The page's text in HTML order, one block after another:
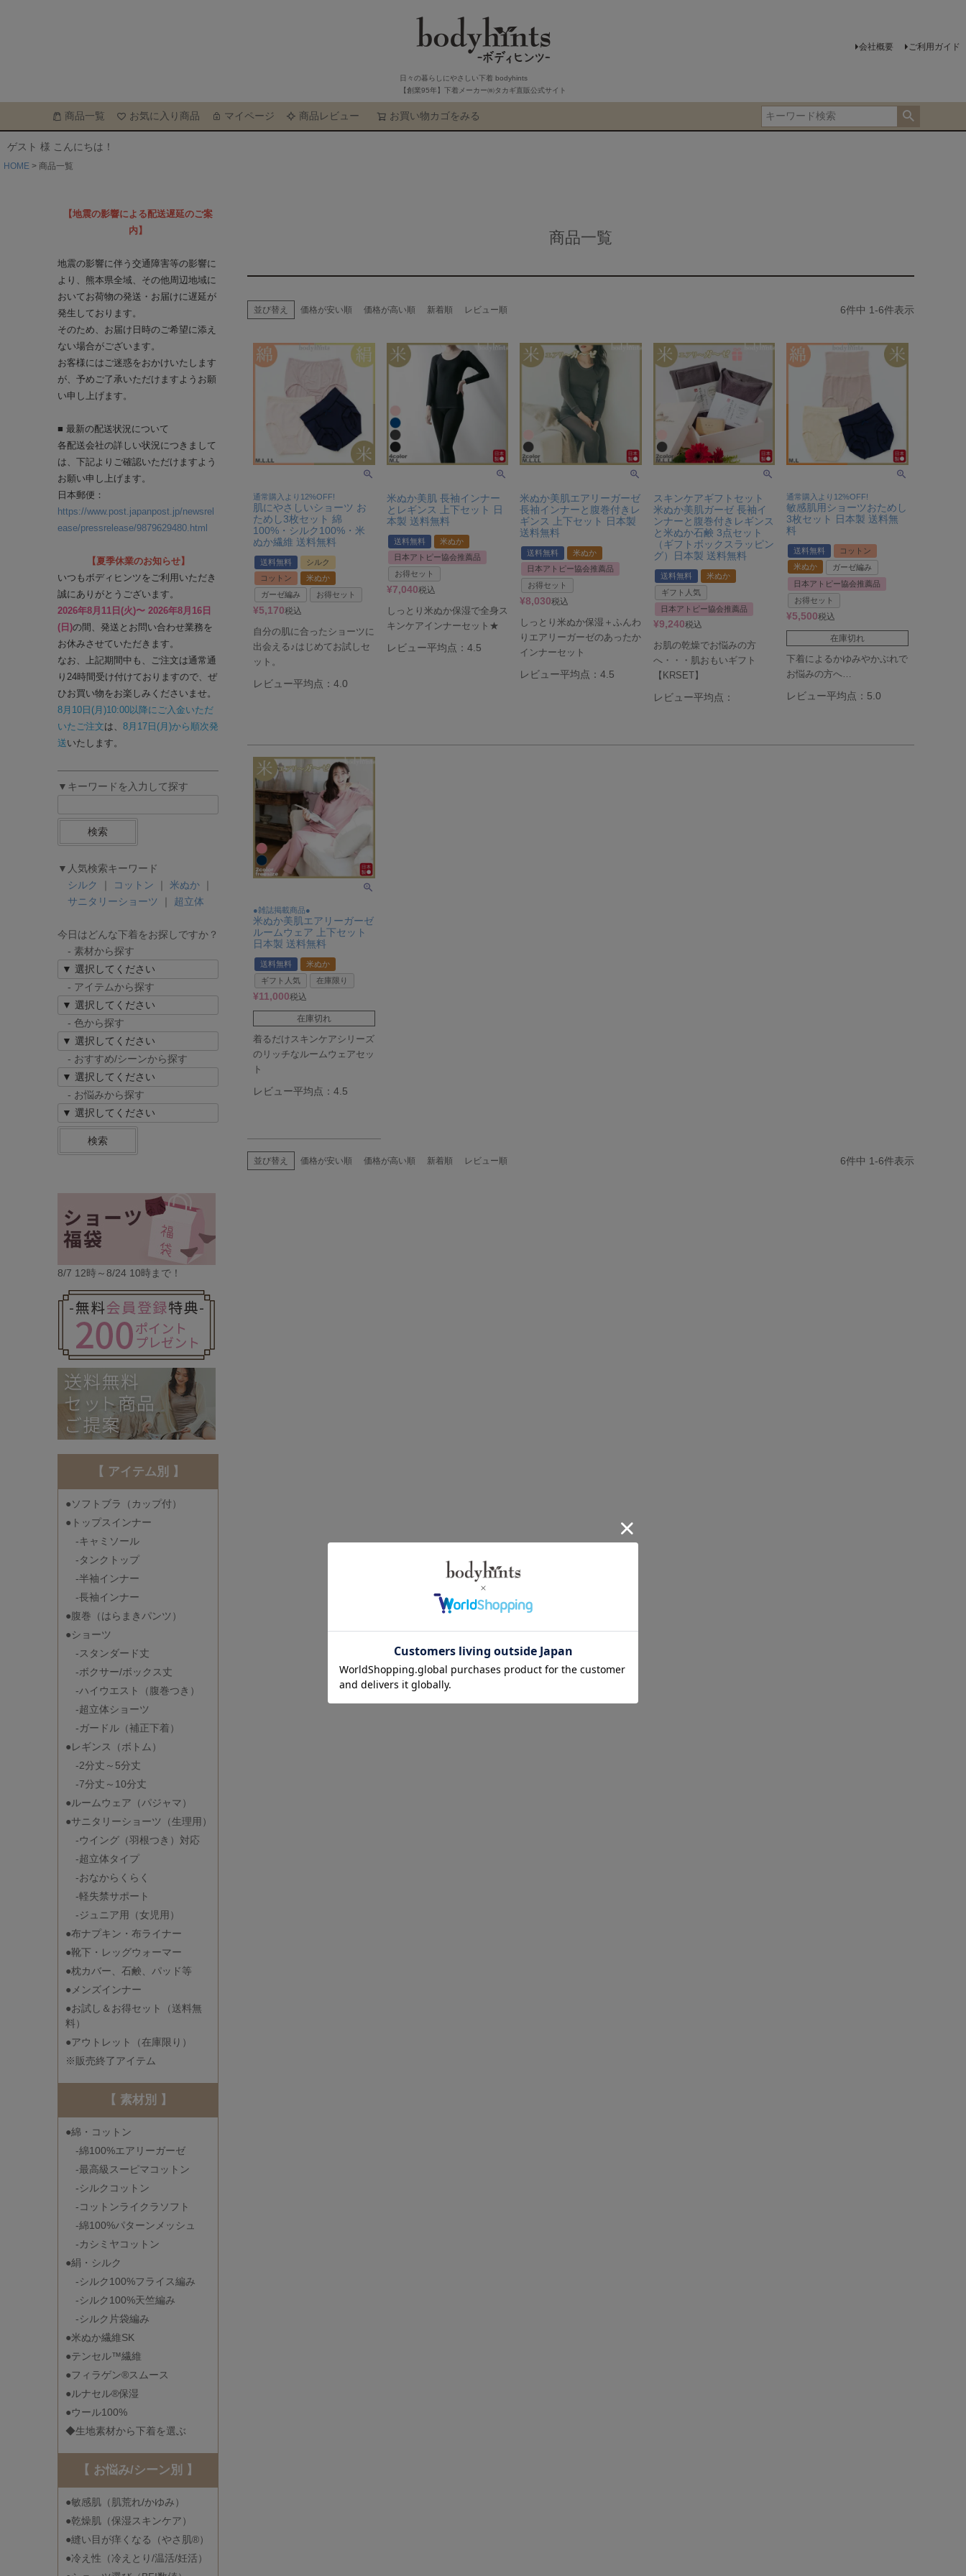
日々の暮らしにやさしい下着 bodyhints
【創業95年】下着メーカー㈱タカギ直販公式サイト
会社概要 ご利用ガイド
商品一覧 お気に入り商品 マイページ 商品レビュー お買い物カゴをみる
ゲスト 様 こんにちは！
HOME 商品一覧
【地震の影響による配送遅延のご案
内】
地震の影響に伴う交通障害等の影響に
より、熊本県全域、その他周辺地域に
おいてお荷物の発送・お届けに遅延が
発生しております。
そのため、お届け日時のご希望に添え
ない場合がございます。
お客様にはご迷惑をおかけいたします
が、予めご了承いただけますようお願
い申し上げます。
■ 最新の配送状況について
各配送会社の詳しい状況につきまして
は、下記よりご確認いただけますよう
お願い申し上げます。
日本郵便：
https://www.post.japanpost.jp/newsrel
ease/pressrelease/9879629480.html
【夏季休業のお知らせ】
いつもボディヒンツをご利用いただき
誠にありがとうございます。
2026年8月11日(火)〜 2026年8月16日
(日)の間、発送とお問い合わせ業務を
お休みさせていただきます。
なお、上記期間中も、ご注文は通常通
り24時間受け付けておりますので、ぜ
ひお買い物をお楽しみくださいませ。
8月10日(月)10:00以降にご入金いただ
いたご注文は、 8月17日(月)から順次発
送いたします。
▼キーワードを入力して探す
検索
▼人気検索キーワード
シルク
コットン 米ぬか
サニタリーショーツ
超立体
今日はどんな下着をお探しですか？
- 素材から探す
- アイテムから探す
- 色から探す
- おすすめ/シーンから探す
- お悩みから探す
検索
8/7 12時～8/24 10時まで！
【 アイテム別 】
●ソフトブラ（カップ付）
●トップスインナー
-キャミソール
-タンクトップ
-半袖インナー
-長袖インナー
●腹巻（はらまきパンツ）
●ショーツ
-スタンダード丈
-ボクサー/ボックス丈
-ハイウエスト（腹巻つき）
-超立体ショーツ
-ガードル（補正下着）
●レギンス（ボトム）
-2分丈～5分丈
-7分丈～10分丈
●ルームウェア（パジャマ）
●サニタリーショーツ（生理用）
-ウイング（羽根つき）対応
-超立体タイプ
-おなからくらく
-軽失禁サポート
-ジュニア用（女児用）
●布ナプキン・布ライナー
●靴下・レッグウォーマー
●枕カバー、石鹸、パッド等
●メンズインナー
●お試し＆お得セット（送料無
料）
●アウトレット（在庫限り）
※販売終了アイテム
【 素材別 】
●綿・コットン
-綿100%エアリーガーゼ
-最高級スーピマコットン
-シルクコットン
-コットンライクラソフト
-綿100%パターンメッシュ
-カシミヤコットン
●絹・シルク
-シルク100%フライス編み
-シルク100%天竺編み
-シルク片袋編み
●米ぬか繊維SK
●テンセル™繊維
●フィラゲン®スムース
●ルナセル®保湿
●ウール100%
◆生地素材から下着を選ぶ
【 お悩み/シーン別 】
●敏感肌（肌荒れ/かゆみ）
●乾燥肌（保湿スキンケア）
●縫い目が痒くなる（やさ肌®）
●冷え性（冷えとり/温活/妊活）
商品一覧
並び替え 価格が安い順 価格が高い順 新着順 レビュー順 6件中 1-6件表示
通常購入より12%OFF!
肌にやさしいショーツ お
ためし3枚セット 綿
100%・シルク100%・米
ぬか繊維 送料無料
送料無料
シルク
コットン
米ぬか
ガーゼ編み
お得セット
¥5,170税込
自分の肌に合ったショーツに
出会える♪はじめてお試しセ
ット。
レビュー平均点：4.0
米ぬか美肌 長袖インナー
とレギンス 上下セット 日
本製 送料無料
送料無料
米ぬか
日本アトピー協会推薦品
お得セット
¥7,040税込
しっとり米ぬか保湿で全身ス
キンケアインナーセット★
レビュー平均点：4.5
米ぬか美肌エアリーガーゼ
長袖インナーと腹巻付きレ
ギンス 上下セット 日本製
送料無料
送料無料
米ぬか
日本アトピー協会推薦品
お得セット
¥8,030税込
しっとり米ぬか保湿＋ふんわ
りエアリーガーゼのあったか
インナーセット
レビュー平均点：4.5
スキンケアギフトセット
米ぬか美肌ガーゼ 長袖イ
ンナーと腹巻付きレギンス
と米ぬか石鹸 3点セット
（ギフトボックスラッピン
グ）日本製 送料無料
送料無料
米ぬか
ギフト人気
日本アトピー協会推薦品
¥9,240税込
お肌の乾燥でお悩みの方
へ・・・肌おもいギフト
【KRSET】
レビュー平均点：
通常購入より12%OFF!
敏感肌用ショーツおためし
3枚セット 日本製 送料無
料
送料無料
コットン
米ぬか
ガーゼ編み
日本アトピー協会推薦品
お得セット
¥5,500税込
在庫切れ
下着によるかゆみやかぶれで
お悩みの方へ…
レビュー平均点：5.0
●雑誌掲載商品●
米ぬか美肌エアリーガーゼ
ルームウェア 上下セット
日本製 送料無料
送料無料
米ぬか
ギフト人気
在庫限り
¥11,000税込
在庫切れ
着るだけスキンケアシリーズ
のリッチなルームウェアセッ
ト
レビュー平均点：4.5
並び替え 価格が安い順 価格が高い順 新着順 レビュー順 6件中 1-6件表示